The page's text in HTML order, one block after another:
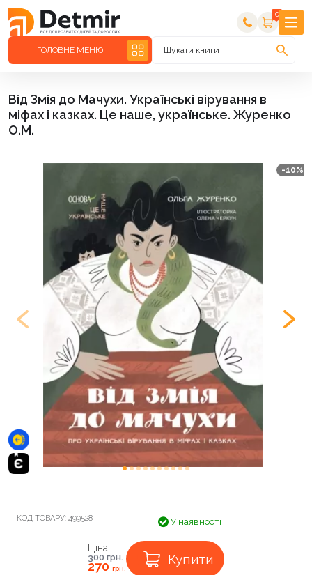
0
ГОЛОВНЕ МЕНЮ Шукати книги
Від Змія до Мачухи. Українські вірування в
міфах і казках. Це наше, українське. Журенко
О.М.
-10%
КОД ТОВАРУ: 499528 У наявності
Ціна:
300грн.
270грн.
Купити